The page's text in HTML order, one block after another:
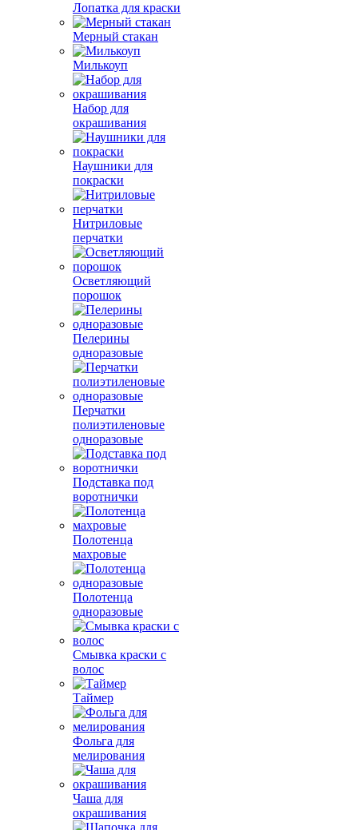
Лопатка для краски
Мерный стакан
Милькоуп
Набор для
окрашивания
Наушники для
покраски
Нитриловые
перчатки
Осветляющий
порошок
Пелерины
одноразовые
Перчатки
полиэтиленовые
одноразовые
Подставка под
воротнички
Полотенца
махровые
Полотенца
одноразовые
Смывка краски с
волос
Таймер
Фольга для
мелирования
Чаша для
окрашивания